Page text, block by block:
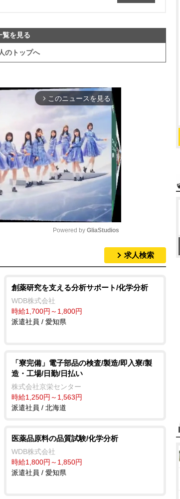
覧を見る
のトップへ
arrow_forward_ios このニュースを見る
t
Powered by GliaStudios
求人検索
創薬研究を支える分析サポート/化学分析
WDB株式会社
時給1,700円～1,800円
派遣社員 / 愛知県
「寮完備」電子部品の検査/製造/即入寮/製
造・工場/日勤/日払い
株式会社京栄センター
時給1,250円～1,563円
派遣社員 / 北海道
医薬品原料の品質試験/化学分析
WDB株式会社
時給1,800円～1,850円
派遣社員 / 愛知県